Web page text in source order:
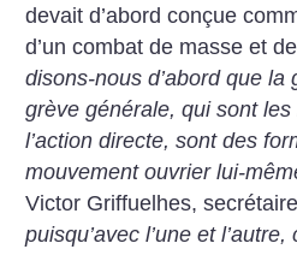
devait d’abord conçue
d’un combat de masse et
disons-nous d’abord que
grève générale, qui sont
l’action directe, sont des
mouvement ouvrier lui-
Victor Griffuelhes,
puisqu’avec l’une et